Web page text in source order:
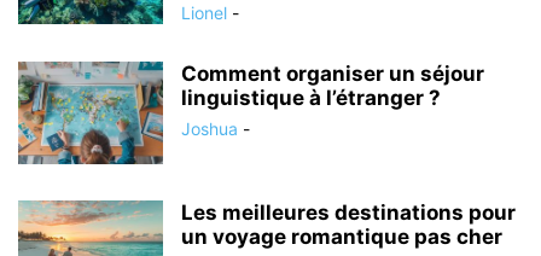
Lionel -
Comment organiser un séjour
linguistique à l’étranger ?
Joshua -
Les meilleures destinations pour
un voyage romantique pas cher